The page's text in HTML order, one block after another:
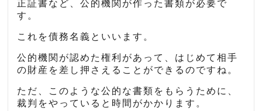
正証書など、公的機関が作った書類が必要で
す。
これを債務名義といいます。
公的機関が認めた権利があって、はじめて相手
の財産を差し押さえることができるのですね。
ただ、このような公的な書類をもらうために、
裁判をやっていると時間がかかります。